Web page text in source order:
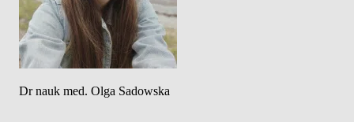
Dr nauk med. Olga Sadowska